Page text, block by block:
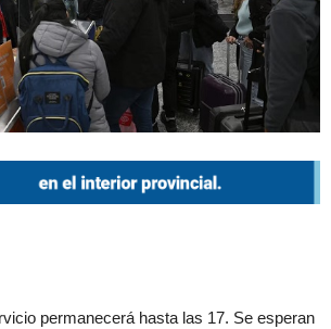
permanecerá hasta las 17. Se esperan